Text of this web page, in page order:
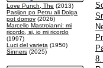
Love Punch, The (2013)
Pasijon po Petru ali Dolga
pot domov (2026)
Marcello Mastroianni: mi
ricordo, si, io mi ricordo
(1997)
Luci del varieta (1950)
Sinners (2025)